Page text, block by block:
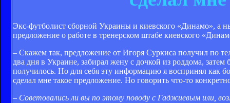
Экс-футболист сборной Украины и киевского «Динамо», а
предложение о работе в тренерском штабе киевского
– Скажем так, предложение от Игоря Суркиса получил по
два дня в Украине, забирал жену с дочкой из роддома,
получилось. Но для себя эту информацию я воспринял как
сделал мне такое предложение. Но говорить что-то
– Советовались ли вы по этому поводу с Гаджиевым или,